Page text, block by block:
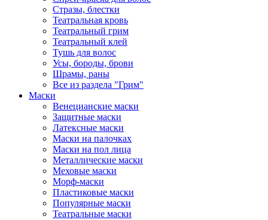
Стразы, блестки
Театральная кровь
Театральный грим
Театральный клей
Тушь для волос
Усы, бороды, брови
Шрамы, раны
Все из раздела "Грим"
Маски
Венецианские маски
Защитные маски
Латексные маски
Маски на палочках
Маски на пол лица
Металлические маски
Меховые маски
Морф-маски
Пластиковые маски
Популярные маски
Театральные маски